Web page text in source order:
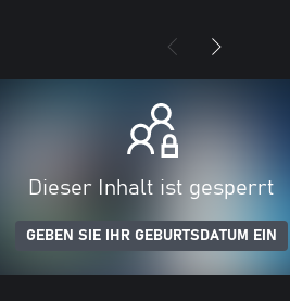
Dieser Inhalt ist gesperrt
GEBEN SIE IHR GEBURTSDATUM EIN